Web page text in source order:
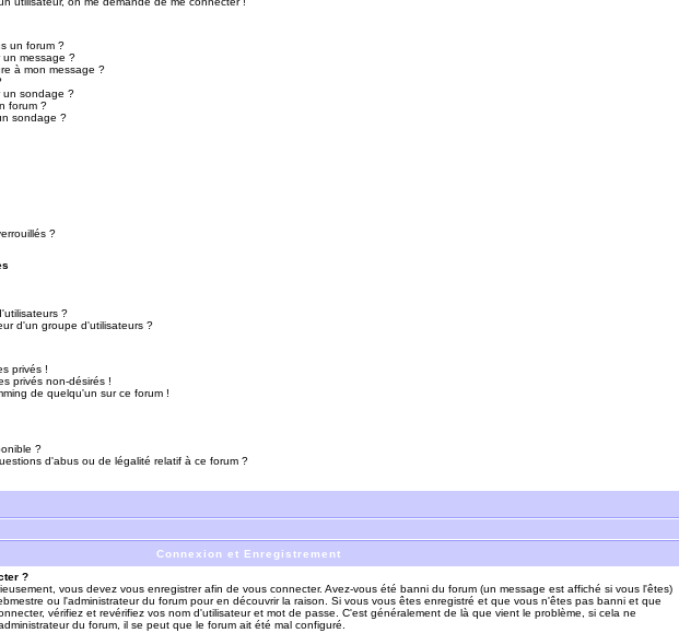
un forum ?
un message ?
à mon message ?
un sondage ?
forum ?
sondage ?
?
?
d'un groupe d'utilisateurs ?
privés !
privés non-désirés !
de quelqu'un sur ce forum !
?
d'abus ou de légalité relatif à ce forum ?
Connexion et Enregistrement
?
vous devez vous enregistrer afin de vous connecter. Avez-vous été banni du forum (un message est affiché si vous l'êtes)
ou l'administrateur du forum pour en découvrir la raison. Si vous vous êtes enregistré et que vous n'êtes pas banni et que
vérifiez et revérifiez vos nom d'utilisateur et mot de passe. C'est généralement de là que vient le problème, si cela ne
du forum, il se peut que le forum ait été mal configuré.